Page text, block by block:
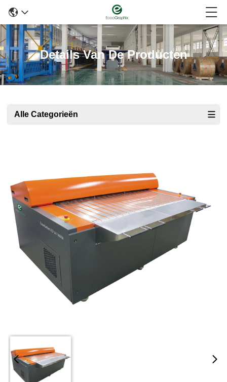
Details Van De Producten
Alle Categorieën